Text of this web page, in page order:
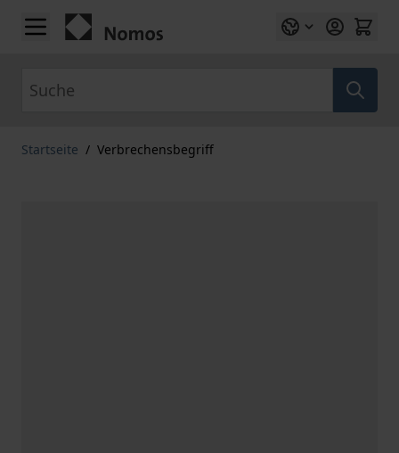
Zum Inhalt springen
Startseite / Verbrechensbegriff